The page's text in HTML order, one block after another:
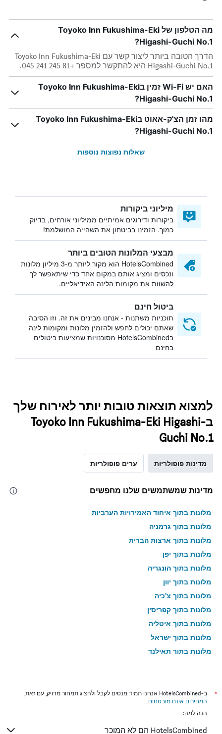
מה הטלפון של Toyoko Inn Fukushima-Eki
Higashi-Guchi No.1?
הדרך הטובה ביותר ליצור קשר עם Toyoko Inn Fukushima-Eki
Higashi-Guchi No.1 היא להתקשר למספר +81 245 241 045.
האם יש Wi-Fi זמין בToyoko Inn Fukushima-Eki
Higashi-Guchi No.1?
מהו זמן הצ'ק-אאוט בToyoko Inn Fukushima-Eki
Higashi-Guchi No.1?
שאלות נפוצות נוספות
מיליוני ביקורות
ביקורות ודירוגים אמיתיים ממיליוני אורחים, בדיוק
כמוך. הזמינו בביטחון את השהייה המושלמת!
מבצעי המלונות הטובים ביותר
HotelsCombined הוא מקור ליותר מ-3 מיליון מלונות
ונכסים ומציג אותם במקום אחד כדי שיתאפשר לך
להשוות את מקומות הלינה האידיאליים.
ביטול חינם
תוכניות משתנות - אנחנו מבינים את זה. וזו הסיבה
שאתם יכולים לחפש ולהזמין מלונות ומקומות לינה
בHotelsCombined מסוכנויות שמציעות ביטולים
בחינם
למצוא תוצאות טובות יותר לאירוח שלך
בToyoko Inn Fukushima-Eki Higashi-
Guchi No.1
מדינות פופולריות ערים פופולריות
מדינות שמשתמשים שלנו מחפשים
מלונות בתוך איחוד האמירויות הערביות
מלונות בתוך גרמניה
מלונות בתוך ארצות הברית
מלונות בתוך יפן
מלונות בתוך הונגריה
מלונות בתוך יוון
מלונות בתוך צ'כיה
מלונות בתוך קפריסין
מלונות בתוך איטליה
מלונות בתוך ישראל
מלונות בתוך תאילנד
*
ב-HotelsCombined אנחנו תמיד מנסים לקבל ולהציג תמחור מדויק, עם זאת,
המחירים אינם מובטחים.
הנה למה:
HotelsCombined הם לא המוכר